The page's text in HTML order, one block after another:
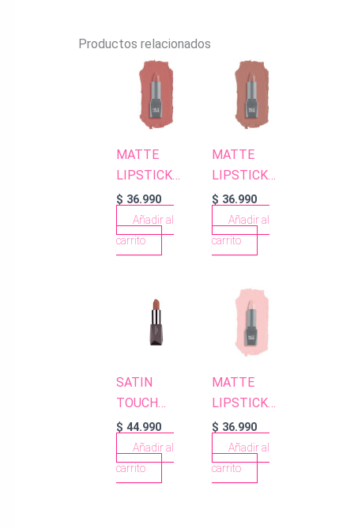
Productos relacionados
MATTE
LIPSTICK
409 ROSE
APRICOT
$ 36.990
Añadir al
carrito
MATTE
LIPSTICK
405 PEACH
NUDE
$ 36.990
Añadir al
carrito
SATIN
TOUCH
LIPSTICK
801 PASTEL
APRICOT
$ 44.990
Añadir al
carrito
MATTE
LIPSTICK
401 SOFT
PINK
$ 36.990
Añadir al
carrito